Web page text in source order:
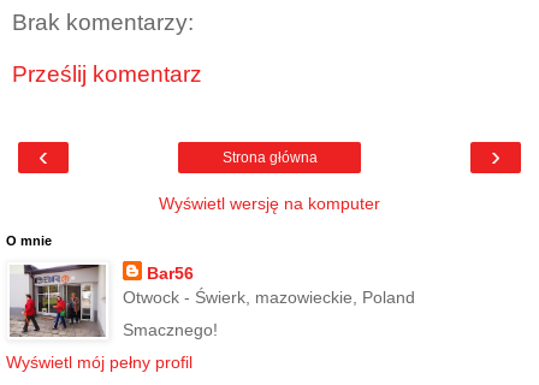
Brak komentarzy:
Prześlij komentarz
‹ ›
Strona główna
Wyświetl wersję na komputer
O mnie
Bar56
Otwock - Świerk, mazowieckie, Poland
Smacznego!
Wyświetl mój pełny profil